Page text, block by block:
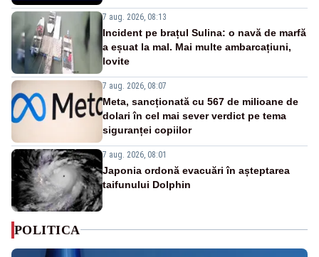
7 aug. 2026, 08:13
Incident pe brațul Sulina: o navă de marfă
a eșuat la mal. Mai multe ambarcațiuni,
lovite
7 aug. 2026, 08:07
Meta, sancționată cu 567 de milioane de
dolari în cel mai sever verdict pe tema
siguranței copiilor
7 aug. 2026, 08:01
Japonia ordonă evacuări în așteptarea
taifunului Dolphin
POLITICA